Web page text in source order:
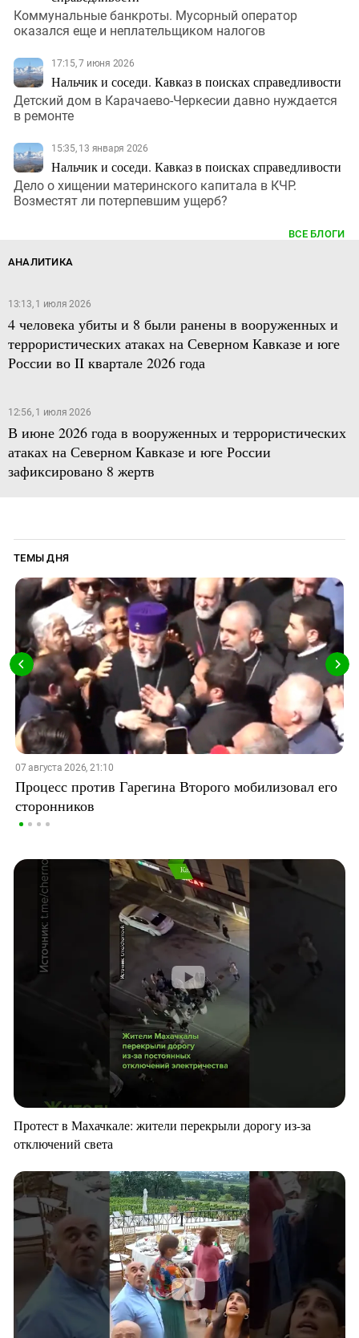
Коммунальные банкроты. Мусорный оператор
оказался еще и неплательщиком налогов
17:15, 7 июня 2026
Нальчик и соседи. Кавказ в поисках справедливости
Детский дом в Карачаево-Черкесии давно нуждается
в ремонте
15:35, 13 января 2026
Нальчик и соседи. Кавказ в поисках справедливости
Дело о хищении материнского капитала в КЧР.
Возместят ли потерпевшим ущерб?
ВСЕ БЛОГИ
АНАЛИТИКА
13:13, 1 июля 2026
4 человека убиты и 8 были ранены в вооруженных и
террористических атаках на Северном Кавказе и юге
России во II квартале 2026 года
12:56, 1 июля 2026
В июне 2026 года в вооруженных и террористических
атаках на Северном Кавказе и юге России
зафиксировано 8 жертв
ТЕМЫ ДНЯ
07 августа 2026, 21:10
Процесс против Гарегина Второго мобилизовал его
сторонников
Протест в Махачкале: жители перекрыли дорогу из-за
отключений света